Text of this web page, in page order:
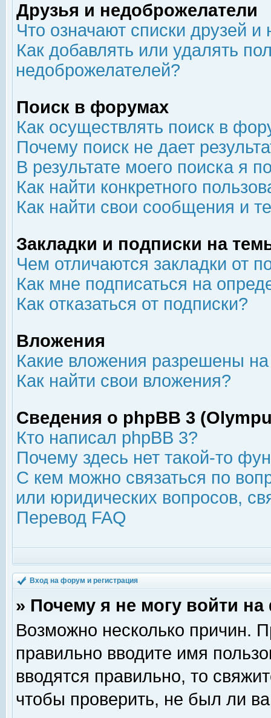
Друзья и недоброжелатели
Что означают списки друзей
Как добавлять или удалять
недоброжелателей?
Поиск в форумах
Как осуществлять поиск в
Почему поиск не дает
В результате моего поиска я
Как найти конкретного
Как найти свои сообщения и
Закладки и подписки на
Чем отличаются закладки от
Как мне подписаться на
Как отказаться от подписки?
Вложения
Какие вложения разрешены
Как найти свои вложения?
Сведения о phpBB 3
Кто написал phpBB 3?
Почему здесь нет такой-то
С кем можно связаться по
или юридических вопросов,
Перевод FAQ
Вход на форум и регистрация
» Почему я не могу войти
Возможно несколько причин.
правильно вводите имя
вводятся правильно, то
чтобы проверить, не был ли